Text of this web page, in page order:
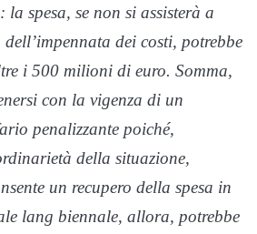
spesa, se non si assisterà a
dei costi, potrebbe
i 500 milioni di euro. Somma,
con la vigenza di un
penalizzante poiché,
della situazione,
un recupero della spesa in
lang biennale, allora, potrebbe